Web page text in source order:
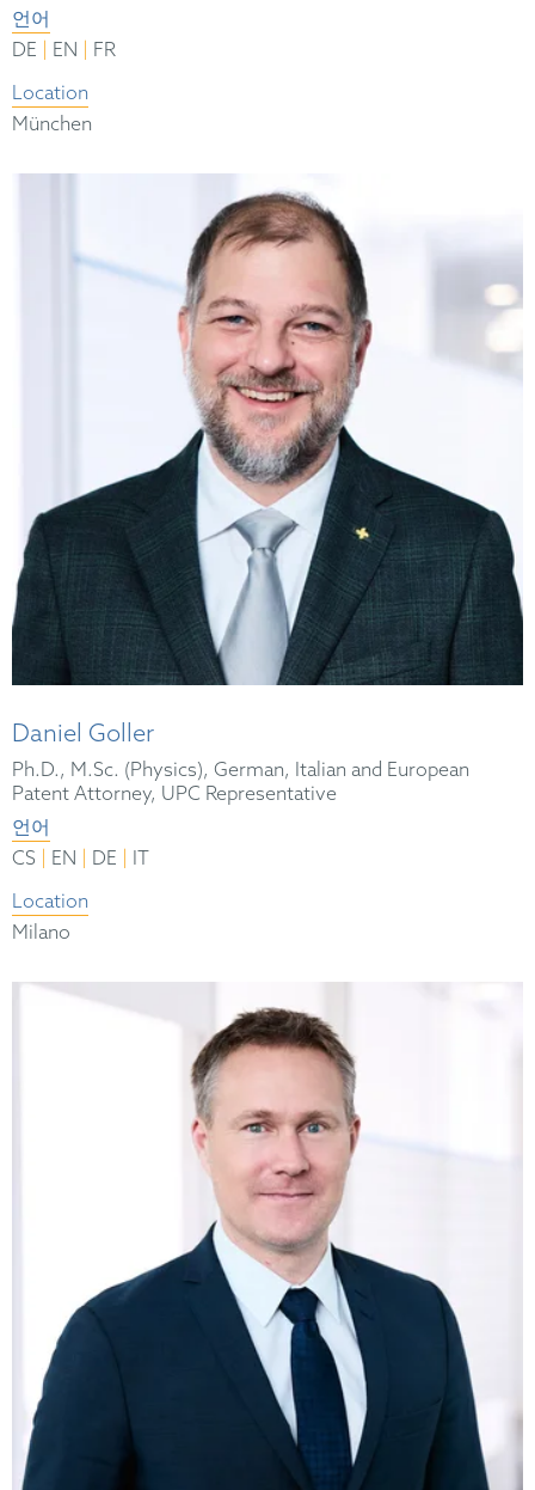
언어
DE
EN
FR
Location
München
Daniel Goller
Ph.D., M.Sc. (Physics), German, Italian and European
Patent Attorney, UPC Representative
언어
CS
EN DE
IT
Location
Milano